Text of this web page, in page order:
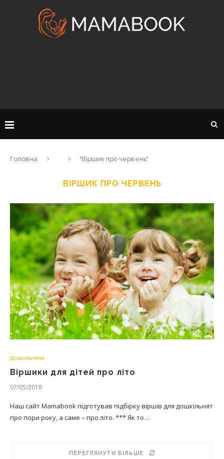
Головна "Віршик про червень"
ВІРШИК ПРО ЧЕРВЕНЬ
Дошкільнята
Віршики для дітей про літо
07/05/2018
Наш сайт Mamabook підготував підбірку віршів для дошкільнят
про пори року, а саме – про літо. *** Як то…
ПЕРЕГЛЯНУТИ БІЛЬШЕ